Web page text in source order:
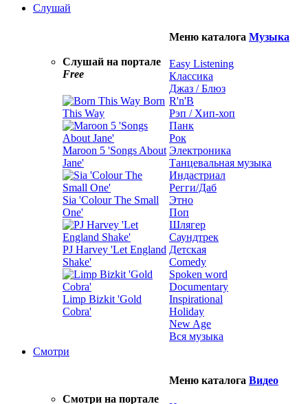
Слушай
Слушай на портале
Free
Born
This Way
Maroon 5 'Songs About
Jane'
Sia 'Colour The Small
One'
PJ Harvey 'Let England
Shake'
Limp Bizkit 'Gold
Cobra'
Меню каталога Музыка
Easy Listening
Классика
Джаз / Блюз
R'n'B
Рэп / Хип-хоп
Панк
Рок
Электроника
Танцевальная музыка
Индастриал
Регги/Даб
Этно
Поп
Шлягер
Саундтрек
Детская
Comedy
Spoken word
Documentary
Inspirational
Holiday
New Age
Вся музыка
Смотри
Смотри на портале
Меню каталога Видео